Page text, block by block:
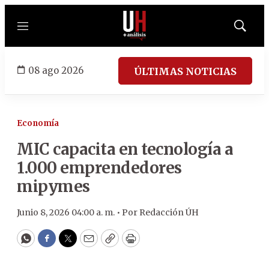
Menú
Mostrar
08 ago 2026 ÚLTIMAS NOTICIAS
Economía
MIC capacita en tecnología a
1.000 emprendedores
mipymes
Junio 8, 2026 04:00 a. m. • Por Redacción ÚH
WhatsApp
Facebook
Twitter
EmailCopyPrint